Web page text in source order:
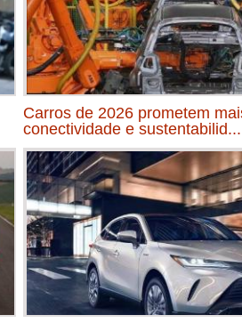
Carros de 2026 prometem
conectividade e sustentabilid...